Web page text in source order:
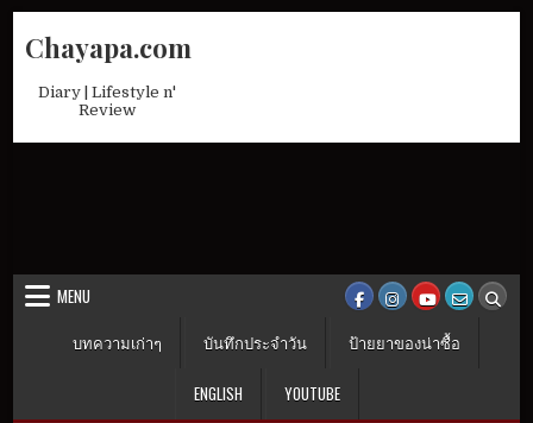
Chayapa.com
Diary | Lifestyle n'
Review
MENU
บทความเก่าๆ
บันทึกประจำวัน ป้ายยาของน่าซื้อ
ENGLISH YOUTUBE